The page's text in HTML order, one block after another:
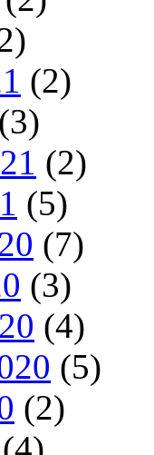
(2)
(3)
(2)
(5)
(7)
(3)
(4)
(5)
(2)